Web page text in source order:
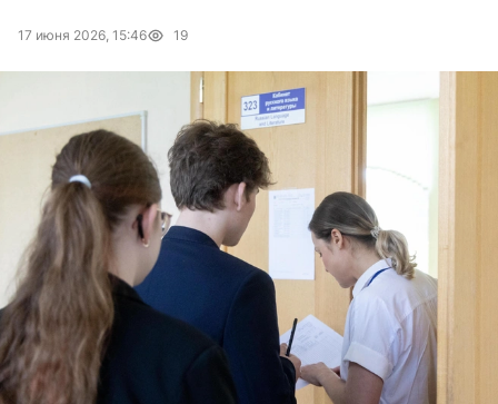
17 июня 2026, 15:46 19